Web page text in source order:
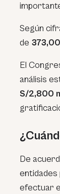
Según
de
El
análisis
S/2,800
De
entidades
efectuar